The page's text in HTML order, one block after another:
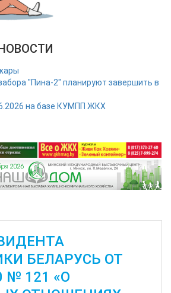
"Пина-2" планируют завершить в
на базе КУМПП ЖКХ
БЕЛАРУСЬ ОТ
№ 121 «О